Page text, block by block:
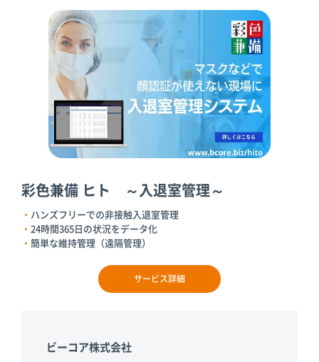
彩色兼備 ヒト ～入退室管理～
ハンズフリーでの非接触入退室管理
24時間365日の状況をデータ化
簡単な維持管理（遠隔管理）
サービス詳細
ビーコア株式会社